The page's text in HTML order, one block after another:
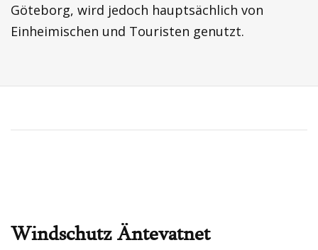
Göteborg, wird jedoch hauptsächlich von
Einheimischen und Touristen genutzt.
Windschutz Äntevatnet